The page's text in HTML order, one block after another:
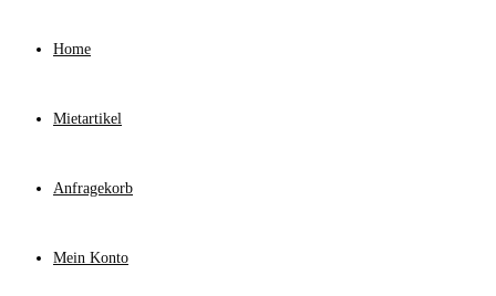
Home
Mietartikel
Anfragekorb
Mein Konto